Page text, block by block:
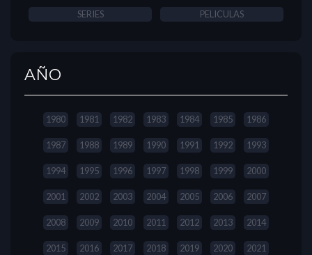
SERIES PELICULAS
AÑO
1980 1981 1982 1983 1984 1985 1986
1987 1988 1989 1990 1991 1992 1993
1994 1995 1996 1997 1998 1999 2000
2001 2002 2003 2004 2005 2006 2007
2008 2009 2010 2011 2012 2013 2014
2015 2016 2017 2018 2019 2020 2021